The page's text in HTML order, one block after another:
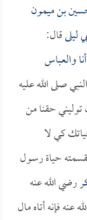
بن ميمون
ليلىقال:
والعباس
صلى الله عليه
حقنا من
كي لا
حياة رسول
رضي الله عنه
عنه فإنه أتاه مال